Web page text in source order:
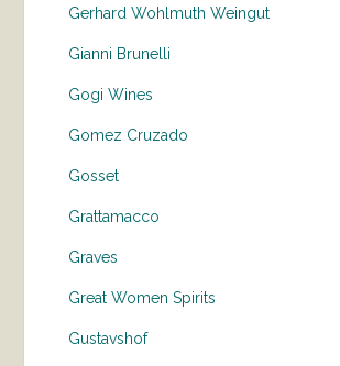
Gerhard Wohlmuth Weingut
Gianni Brunelli
Gogi Wines
Gomez Cruzado
Gosset
Grattamacco
Graves
Great Women Spirits
Gustavshof